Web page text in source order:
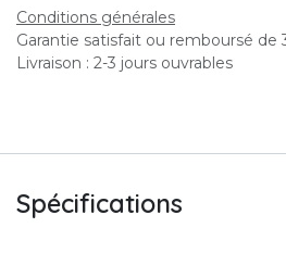
Conditions générales
Garantie satisfait ou remboursé de
Livraison : 2-3 jours ouvrables
Spécifications